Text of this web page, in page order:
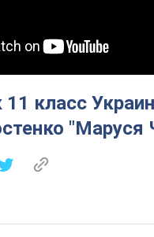
11 класс